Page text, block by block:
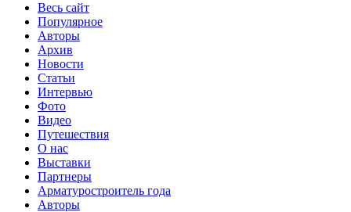
Весь сайт
Популярное
Авторы
Архив
Новости
Статьи
Интервью
Фото
Видео
Путешествия
О нас
Выставки
Партнеры
Арматуростроитель года
Авторы